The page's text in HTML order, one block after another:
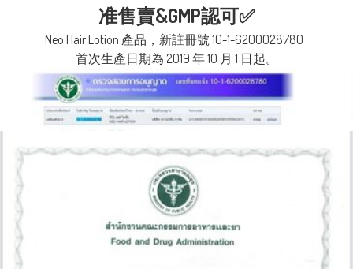
准售賣&GMP認可✅
Neo Hair Lotion 產品，新註冊號 10-1-6200028780
首次生產日期為 2019 年 10 月 1 日起。